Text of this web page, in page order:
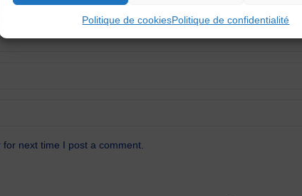
Politique de cookiesPolitique de confidentialité
next time I post a comment.